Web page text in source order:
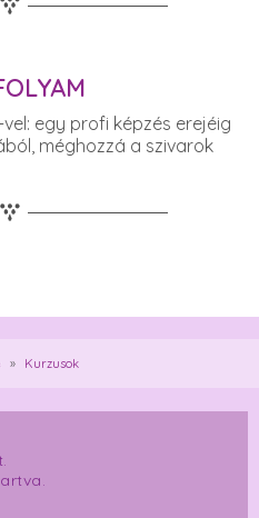
egy profi képzés erejéig
méghozzá a szivarok
» Kurzusok